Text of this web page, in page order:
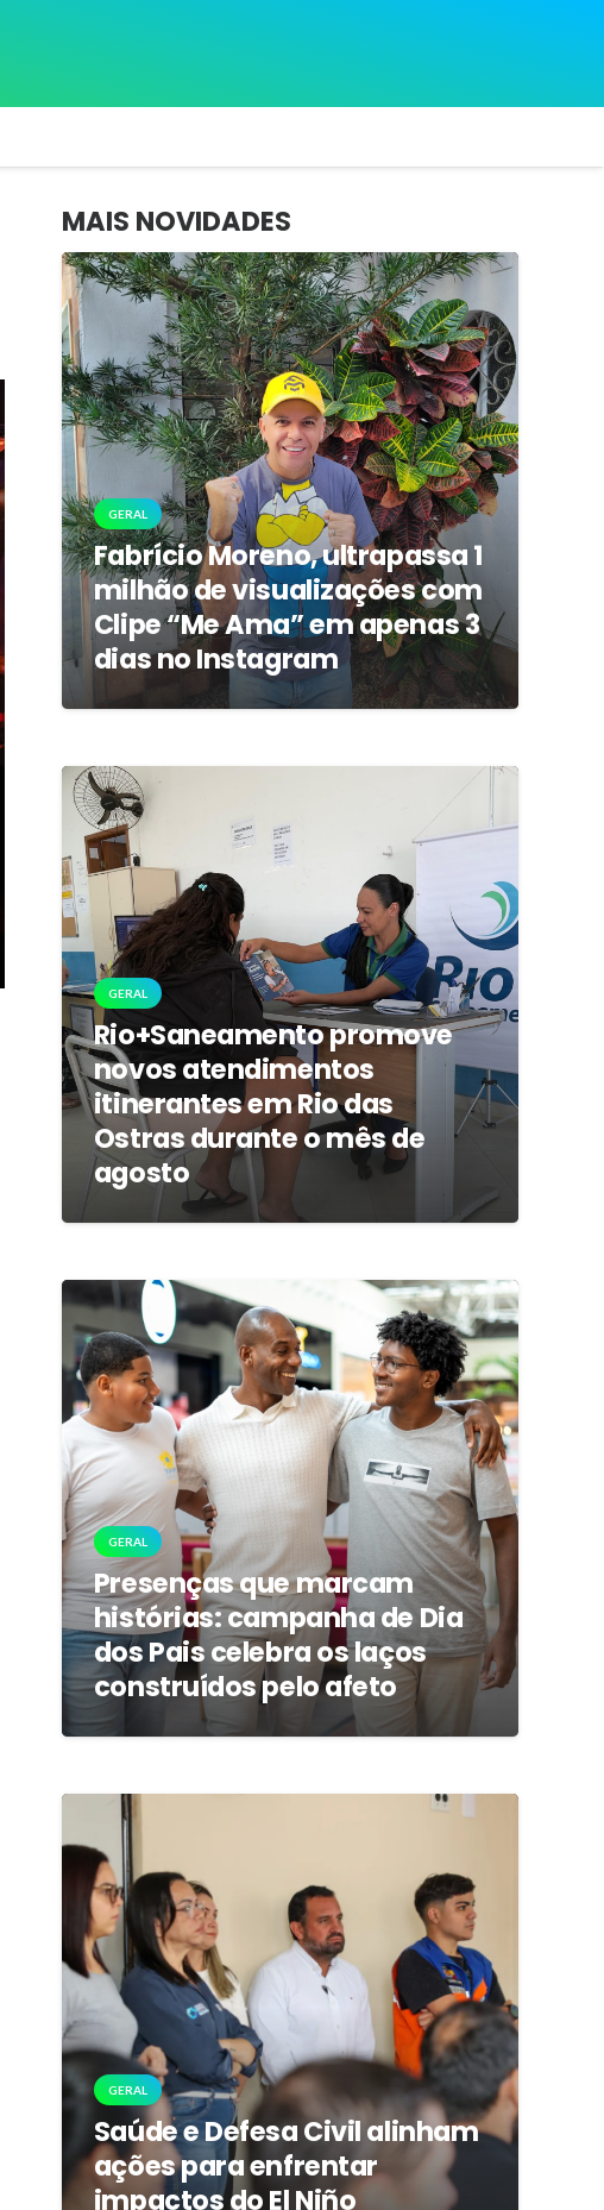
MAIS NOVIDADES
GERAL
Fabrício Moreno, ultrapassa 1
milhão de visualizações com
Clipe “Me Ama” em apenas 3
dias no Instagram
GERAL
Rio+Saneamento promove
novos atendimentos
itinerantes em Rio das
Ostras durante o mês de
agosto
GERAL
Presenças que marcam
histórias: campanha de Dia
dos Pais celebra os laços
construídos pelo afeto
GERAL
Saúde e Defesa Civil alinham
ações para enfrentar
impactos do El Niño